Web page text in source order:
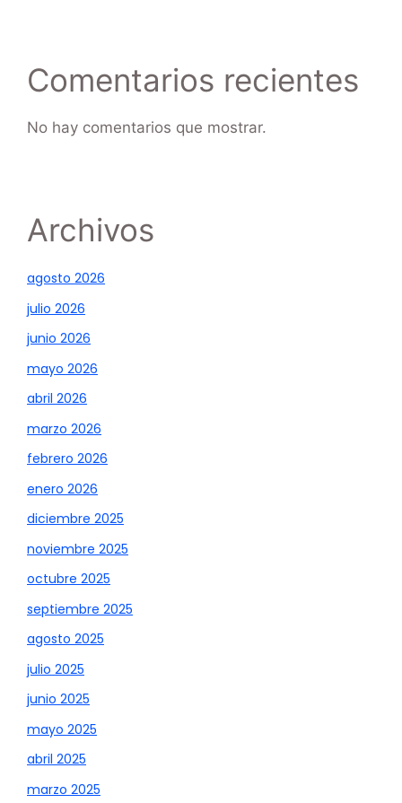
Comentarios recientes
No hay comentarios que mostrar.
Archivos
agosto 2026
julio 2026
junio 2026
mayo 2026
abril 2026
marzo 2026
febrero 2026
enero 2026
diciembre 2025
noviembre 2025
octubre 2025
septiembre 2025
agosto 2025
julio 2025
junio 2025
mayo 2025
abril 2025
marzo 2025